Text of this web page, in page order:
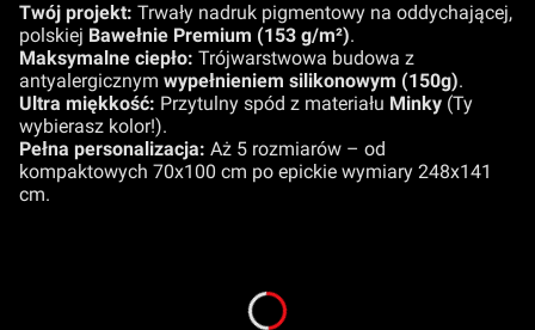
Twój projekt: Trwały nadruk pigmentowy na oddychającej,
polskiej Bawełnie Premium (153 g/m²).
Maksymalne ciepło: Trójwarstwowa budowa z
antyalergicznym wypełnieniem silikonowym (150g).
Ultra miękkość: Przytulny spód z materiału Minky (Ty
wybierasz kolor!).
Pełna personalizacja: Aż 5 rozmiarów – od
kompaktowych 70x100 cm po epickie wymiary 248x141
cm.